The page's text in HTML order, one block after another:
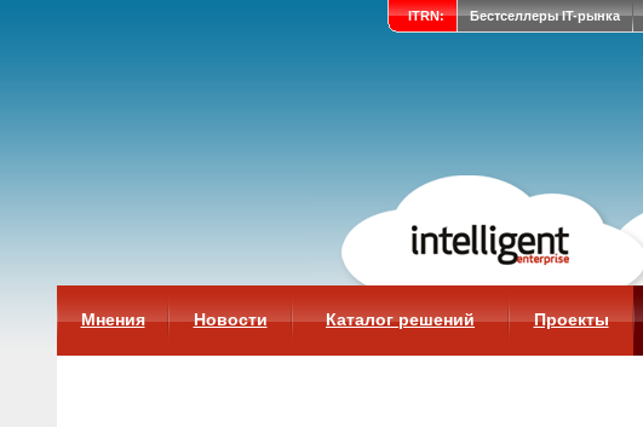
ITRN: Бестселлеры IT-рынка
Мнения Новости Каталог решений Проекты